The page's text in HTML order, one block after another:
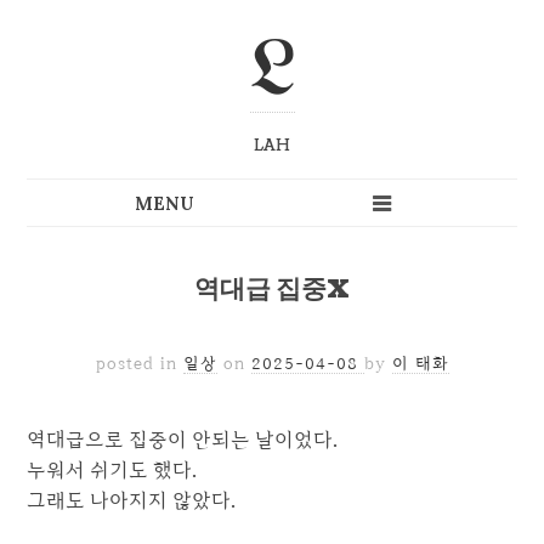
L
LAH
역대급 집중X
posted in 일상 on 2025-04-08 by 이 태화
역대급으로 집중이 안되는 날이었다.
누워서 쉬기도 했다.
그래도 나아지지 않았다.